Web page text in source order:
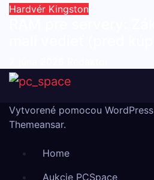
Hardvér Kingston
Vytvorené pomocou WordPress
Themeansar.
Home
Aukcie PCSpace